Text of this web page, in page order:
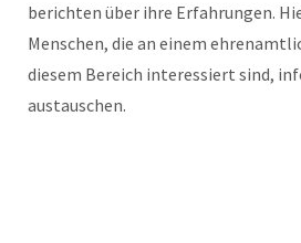
berichten über ihre Erfahrungen.
Menschen, die an einem
diesem Bereich interessiert sind,
austauschen.